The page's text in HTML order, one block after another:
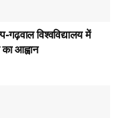
गढ़वाल विश्वविद्यालय में
आह्वान